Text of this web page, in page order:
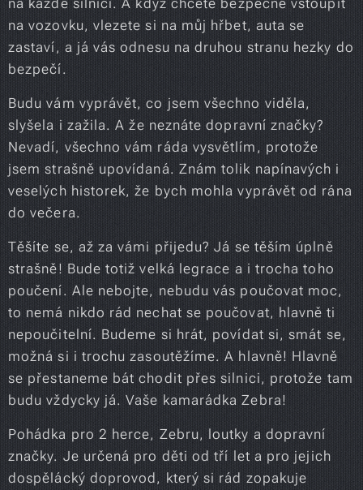
na vozovku, vlezete si na můj hřbet, auta se
zastaví, a já vás odnesu na druhou stranu hezky do
bezpečí.
Budu vám vyprávět, co jsem všechno viděla,
slyšela i zažila. A že neznáte dopravní značky?
Nevadí, všechno vám ráda vysvětlím, protože
jsem strašně upovídaná. Znám tolik napínavých i
veselých historek, že bych mohla vyprávět od rána
do večera.
Těšíte se, až za vámi přijedu? Já se těším úplně
strašně! Bude totiž velká legrace a i trocha toho
poučení. Ale nebojte, nebudu vás poučovat moc,
to nemá nikdo rád nechat se poučovat, hlavně ti
nepoučitelní. Budeme si hrát, povídat si, smát se,
možná si i trochu zasoutěžíme. A hlavně! Hlavně
se přestaneme bát chodit přes silnici, protože tam
budu vždycky já. Vaše kamarádka Zebra!
Pohádka pro 2 herce, Zebru, loutky a dopravní
značky. Je určená pro děti od tří let a pro jejich
dospělácký doprovod, který si rád zopakuje